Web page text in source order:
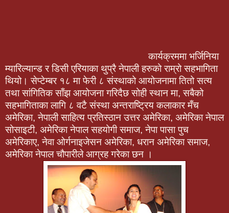
कार्यक्रममा भर्जिनिया
म्यारिल्यान्ड र डिसी एरियाका थुप्रै नेपाली हरुको राम्रो सहभागिता
थियो। सेप्टेम्बर १८ मा फेरी ८ संस्थाको आयोजनामा तितो सत्य
तथा सांगितिक साँझ आयोजना गरिदैछ सोही स्थान मा, सबैको
सहभागिताका लागि ८ वटै संस्था अन्तराष्ट्रिय कलाकार मँच
अमेरिका, नेपाली साहित्य प्रतिस्ठान उत्तर अमेरिका, अमेरिका नेपाल
सोसाइटी, अमेरिका नेपाल सहयोगी समाज, नेपा पासा पुच
अमेरिकाए, नेवा ओर्गनाइजेसन अमेरिका, धरान अमेरिका समाज,
अमेरिका नेपाल चौपारीले आग्रह गरेका छन ।